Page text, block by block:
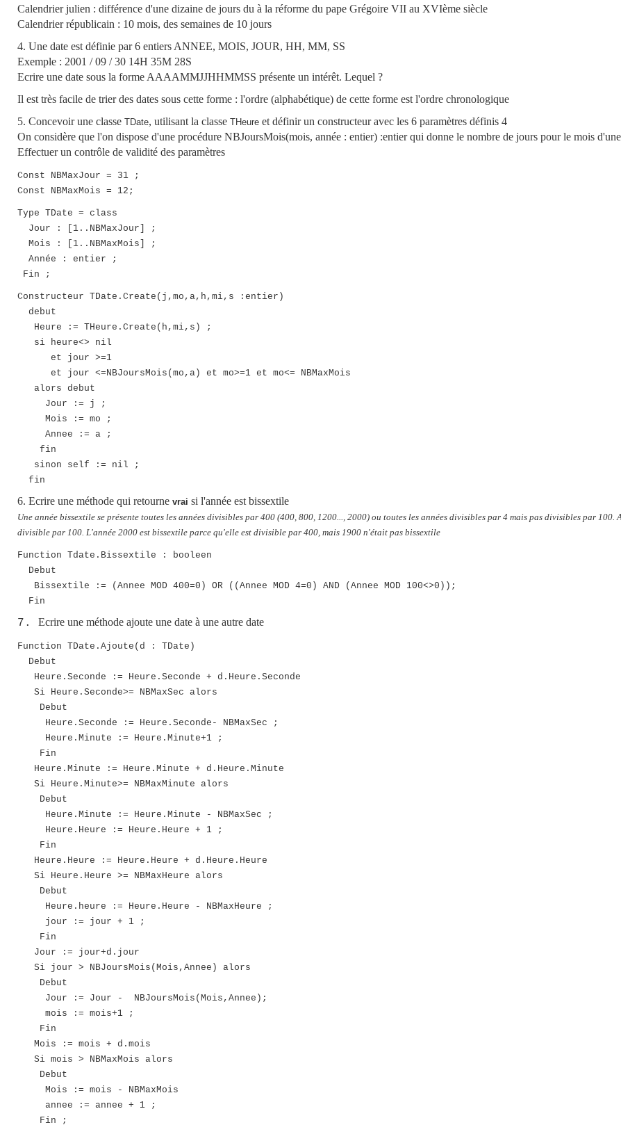
Calendrier julien : différence d'une dizaine de jours du à la réforme du pape Grégoire VII au XVIème siècle
Calendrier républicain : 10 mois, des semaines de 10 jours
4. Une date est définie par 6 entiers ANNEE, MOIS, JOUR, HH, MM, SS
Exemple : 2001 / 09 / 30 14H 35M 28S
Ecrire une date sous la forme AAAAMMJJHHMMSS présente un intérêt. Lequel ?
Il est très facile de trier des dates sous cette forme : l'ordre (alphabétique) de cette forme est l'ordre chronologique
5. Concevoir une classe TDate, utilisant la classe THeure et définir un constructeur avec les 6 paramètres définis 4
On considère que l'on dispose d'une procédure NBJoursMois(mois, année : entier) :entier qui donne le nombre de jours pour le mois
Effectuer un contrôle de validité des paramètres
Const NBMaxJour = 31 ;
Const NBMaxMois = 12;
Type TDate = class
Jour : [1..NBMaxJour] ;
Mois : [1..NBMaxMois] ;
Année : entier ;
Fin ;
Constructeur TDate.Create(j,mo,a,h,mi,s :entier)
debut
Heure := THeure.Create(h,mi,s) ;
si heure<> nil
et jour >=1
et jour <=NBJoursMois(mo,a) et mo>=1 et mo<= NBMaxMois
alors debut
Jour := j ;
Mois := mo ;
Annee := a ;
fin
sinon self := nil ;
fin
6. Ecrire une méthode qui retourne vrai si l'année est bissextile
Une année bissextile se présente toutes les années divisibles par 400 (400, 800, 1200..., 2000) ou toutes les années divisibles par 4 mais pas divisibles par
divisible par 100. L'année 2000 est bissextile parce qu'elle est divisible par 400, mais 1900 n'était pas bissextile
Function Tdate.Bissextile : booleen
Debut
Bissextile := (Annee MOD 400=0) OR ((Annee MOD 4=0) AND (Annee MOD 100<>0));
Fin
7. Ecrire une méthode ajoute une date à une autre date
Function TDate.Ajoute(d : TDate)
Debut
Heure.Seconde := Heure.Seconde + d.Heure.Seconde
Si Heure.Seconde>= NBMaxSec alors
Debut
Heure.Seconde := Heure.Seconde- NBMaxSec ;
Heure.Minute := Heure.Minute+1 ;
Fin
Heure.Minute := Heure.Minute + d.Heure.Minute
Si Heure.Minute>= NBMaxMinute alors
Debut
Heure.Minute := Heure.Minute - NBMaxSec ;
Heure.Heure := Heure.Heure + 1 ;
Fin
Heure.Heure := Heure.Heure + d.Heure.Heure
Si Heure.Heure >= NBMaxHeure alors
Debut
Heure.heure := Heure.Heure - NBMaxHeure ;
jour := jour + 1 ;
Fin
Jour := jour+d.jour
Si jour > NBJoursMois(Mois,Annee) alors
Debut
Jour := Jour - NBJoursMois(Mois,Annee);
mois := mois+1 ;
Fin
Mois := mois + d.mois
Si mois > NBMaxMois alors
Debut
Mois := mois - NBMaxMois
annee := annee + 1 ;
Fin ;